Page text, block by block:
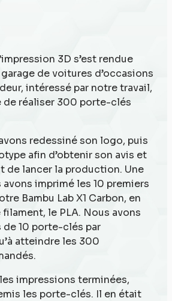
3D s’est rendue
garage de voitures d’occasions
intéressé par notre travail,
de réaliser 300 porte-clés
redessiné son logo, puis
afin d’obtenir son avis et
de lancer la production. Une
imprimé les 10 premiers
Bambu Lab X1 Carbon, en
le PLA. Nous avons
10 porte-clés par
atteindre les 300
impressions terminées,
les porte-clés. Il en était